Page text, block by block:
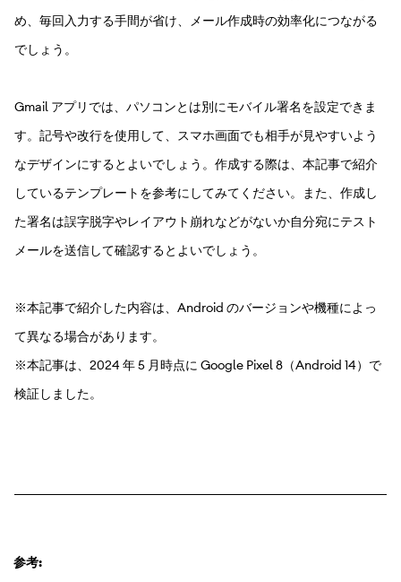
め、毎回入力する手間が省け、メール作成時の効率化につながる
でしょう。
Gmail アプリでは、パソコンとは別にモバイル署名を設定できま
す。記号や改行を使用して、スマホ画面でも相手が見やすいよう
なデザインにするとよいでしょう。作成する際は、本記事で紹介
しているテンプレートを参考にしてみてください。また、作成し
た署名は誤字脱字やレイアウト崩れなどがないか自分宛にテスト
メールを送信して確認するとよいでしょう。
※本記事で紹介した内容は、Android のバージョンや機種によっ
て異なる場合があります。
※本記事は、2024 年 5 月時点に Google Pixel 8（Android 14）で
検証しました。
参考: